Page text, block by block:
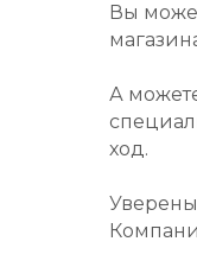
Вы
А
ход.